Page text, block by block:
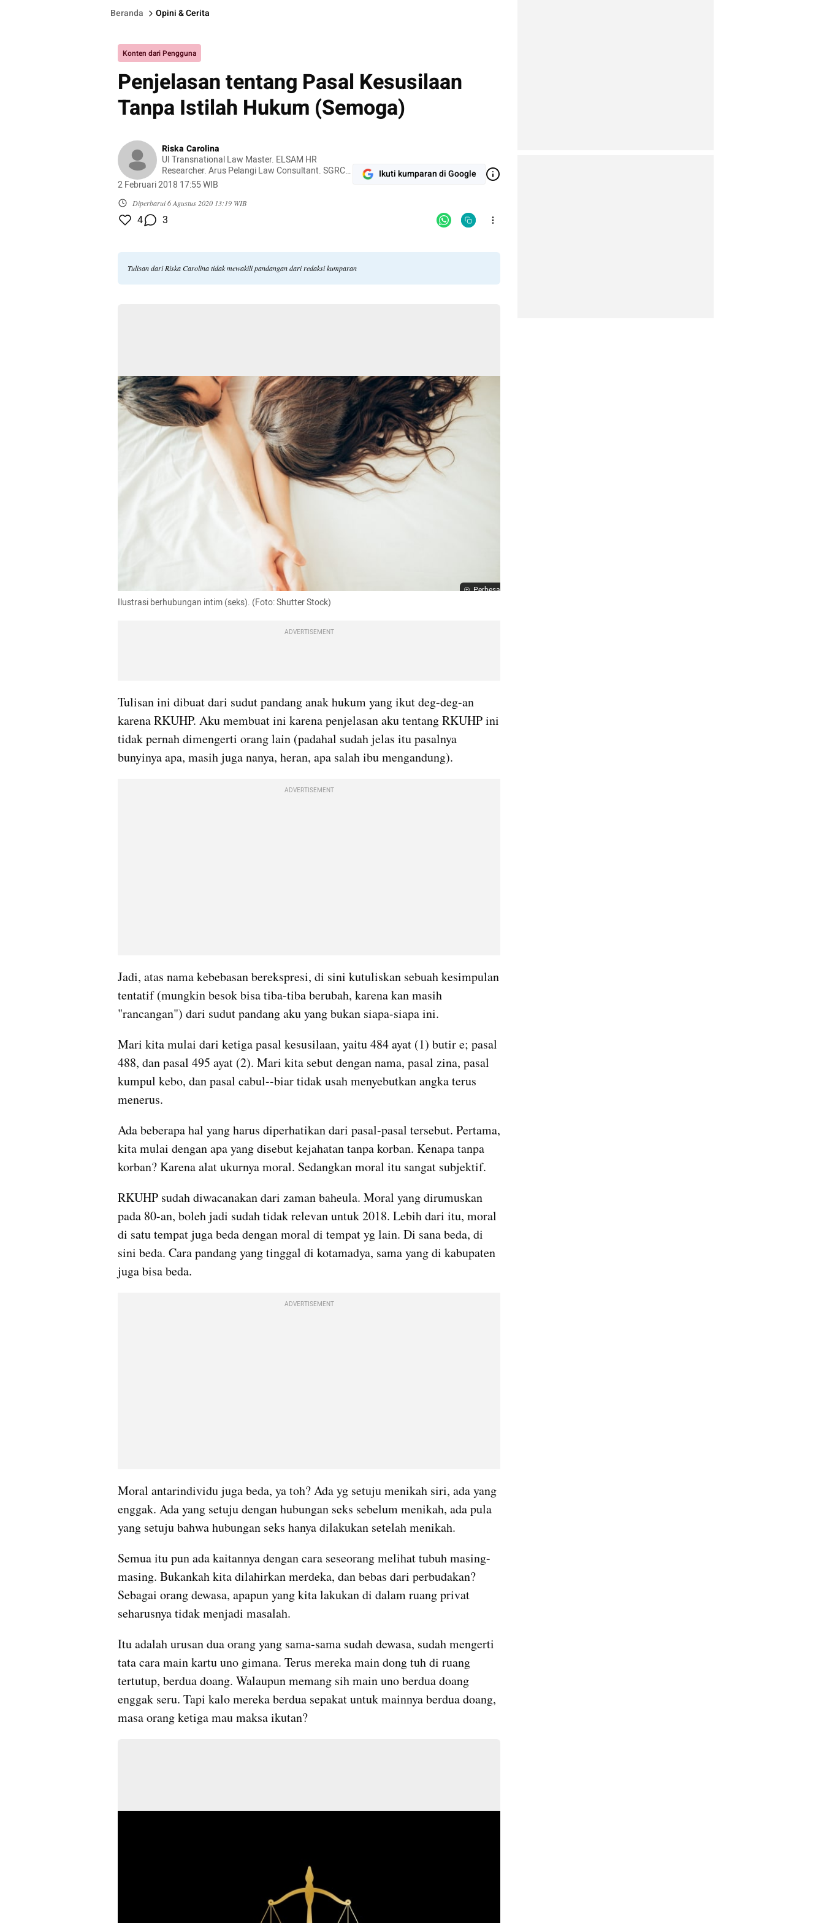
Beranda Opini & Cerita
Konten dari Pengguna
Penjelasan tentang Pasal Kesusilaan
Tanpa Istilah Hukum (Semoga)
Riska Carolina
UI Transnational Law Master. ELSAM HR
Researcher. Arus Pelangi Law Consultant. SGRC
Deputy of Internal Affairs. Selangkangan Law
2 Februari 2018 17:55 WIB
Diperbarui6 Agustus 2020 13:19 WIB
Ikuti kumparan di Google
4 3
Tulisan dari Riska Carolina tidak mewakili pandangan dari redaksi kumparan
Perbesar
Ilustrasi berhubungan intim (seks). (Foto: Shutter Stock)
ADVERTISEMENT
Tulisan ini dibuat dari sudut pandang anak hukum yang ikut deg-deg-an
karena RKUHP. Aku membuat ini karena penjelasan aku tentang RKUHP ini
tidak pernah dimengerti orang lain (padahal sudah jelas itu pasalnya
bunyinya apa, masih juga nanya, heran, apa salah ibu mengandung).
ADVERTISEMENT
Jadi, atas nama kebebasan berekspresi, di sini kutuliskan sebuah kesimpulan
tentatif (mungkin besok bisa tiba-tiba berubah, karena kan masih
"rancangan") dari sudut pandang aku yang bukan siapa-siapa ini.
Mari kita mulai dari ketiga pasal kesusilaan, yaitu 484 ayat (1) butir e; pasal
488, dan pasal 495 ayat (2). Mari kita sebut dengan nama, pasal zina, pasal
kumpul kebo, dan pasal cabul--biar tidak usah menyebutkan angka terus
menerus.
Ada beberapa hal yang harus diperhatikan dari pasal-pasal tersebut. Pertama,
kita mulai dengan apa yang disebut kejahatan tanpa korban. Kenapa tanpa
korban? Karena alat ukurnya moral. Sedangkan moral itu sangat subjektif.
RKUHP sudah diwacanakan dari zaman baheula. Moral yang dirumuskan
pada 80-an, boleh jadi sudah tidak relevan untuk 2018. Lebih dari itu, moral
di satu tempat juga beda dengan moral di tempat yg lain. Di sana beda, di
sini beda. Cara pandang yang tinggal di kotamadya, sama yang di kabupaten
juga bisa beda.
ADVERTISEMENT
Moral antarindividu juga beda, ya toh? Ada yg setuju menikah siri, ada yang
enggak. Ada yang setuju dengan hubungan seks sebelum menikah, ada pula
yang setuju bahwa hubungan seks hanya dilakukan setelah menikah.
Semua itu pun ada kaitannya dengan cara seseorang melihat tubuh masing-
masing. Bukankah kita dilahirkan merdeka, dan bebas dari perbudakan?
Sebagai orang dewasa, apapun yang kita lakukan di dalam ruang privat
seharusnya tidak menjadi masalah.
Itu adalah urusan dua orang yang sama-sama sudah dewasa, sudah mengerti
tata cara main kartu uno gimana. Terus mereka main dong tuh di ruang
tertutup, berdua doang. Walaupun memang sih main uno berdua doang
enggak seru. Tapi kalo mereka berdua sepakat untuk mainnya berdua doang,
masa orang ketiga mau maksa ikutan?